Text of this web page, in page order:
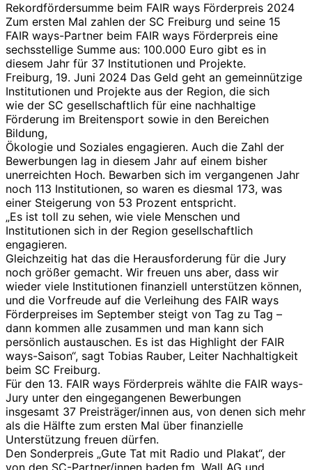
Rekordfördersumme beim FAIR ways Förderpreis 2024
Zum ersten Mal zahlen der SC Freiburg und seine 15
FAIR ways-Partner beim FAIR ways Förderpreis eine
sechsstellige Summe aus: 100.000 Euro gibt es in
diesem Jahr für 37 Institutionen und Projekte.
Freiburg, 19. Juni 2024 Das Geld geht an gemeinnützige
Institutionen und Projekte aus der Region, die sich
wie der SC gesellschaftlich für eine nachhaltige
Förderung im Breitensport sowie in den Bereichen
Bildung,
Ökologie und Soziales engagieren. Auch die Zahl der
Bewerbungen lag in diesem Jahr auf einem bisher
unerreichten Hoch. Bewarben sich im vergangenen Jahr
noch 113 Institutionen, so waren es diesmal 173, was
einer Steigerung von 53 Prozent entspricht.
„Es ist toll zu sehen, wie viele Menschen und
Institutionen sich in der Region gesellschaftlich
engagieren.
Gleichzeitig hat das die Herausforderung für die Jury
noch größer gemacht. Wir freuen uns aber, dass wir
wieder viele Institutionen finanziell unterstützen können,
und die Vorfreude auf die Verleihung des FAIR ways
Förderpreises im September steigt von Tag zu Tag –
dann kommen alle zusammen und man kann sich
persönlich austauschen. Es ist das Highlight der FAIR
ways-Saison“, sagt Tobias Rauber, Leiter Nachhaltigkeit
beim SC Freiburg.
Für den 13. FAIR ways Förderpreis wählte die FAIR ways-
Jury unter den eingegangenen Bewerbungen
insgesamt 37 Preisträger/innen aus, von denen sich mehr
als die Hälfte zum ersten Mal über finanzielle
Unterstützung freuen dürfen.
Den Sonderpreis „Gute Tat mit Radio und Plakat“, der